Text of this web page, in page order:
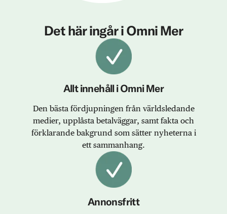
Det här ingår i Omni Mer
Allt innehåll i Omni Mer
Den bästa fördjupningen från världsledande
medier, upplåsta betalväggar, samt fakta och
förklarande bakgrund som sätter nyheterna i
ett sammanhang.
Annonsfritt